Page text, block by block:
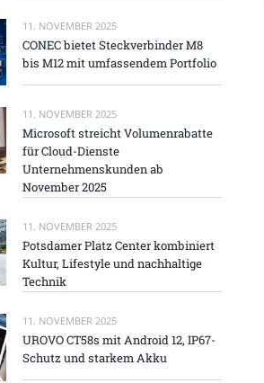
11. NOVEMBER 2025
CONEC bietet Steckverbinder M8
bis M12 mit umfassendem Portfolio
11. NOVEMBER 2025
Microsoft streicht Volumenrabatte
für Cloud-Dienste
Unternehmenskunden ab
November 2025
11. NOVEMBER 2025
Potsdamer Platz Center kombiniert
Kultur, Lifestyle und nachhaltige
Technik
11. NOVEMBER 2025
UROVO CT58s mit Android 12, IP67-
Schutz und starkem Akku